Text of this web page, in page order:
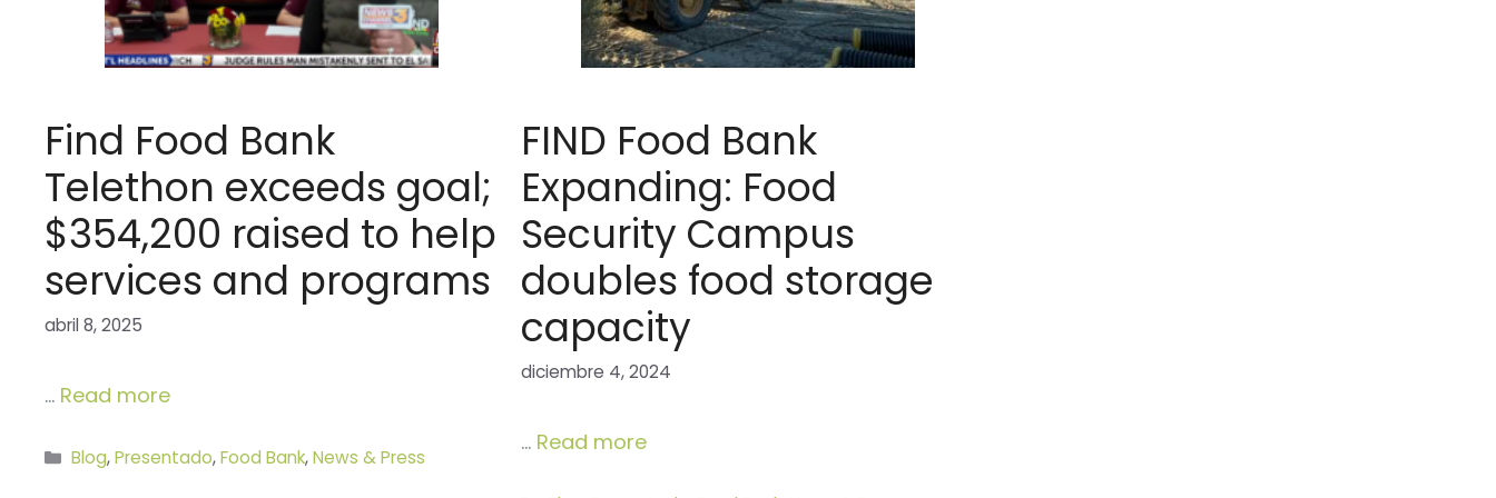
Find Food Bank
Telethon exceeds goal;
$354,200 raised to help
services and programs
abril 8, 2025
… Read more
Categorías
Blog,Presentado,Food Bank,News & Press
FIND Food Bank
Expanding: Food
Security Campus
doubles food storage
capacity
diciembre 4, 2024
… Read more